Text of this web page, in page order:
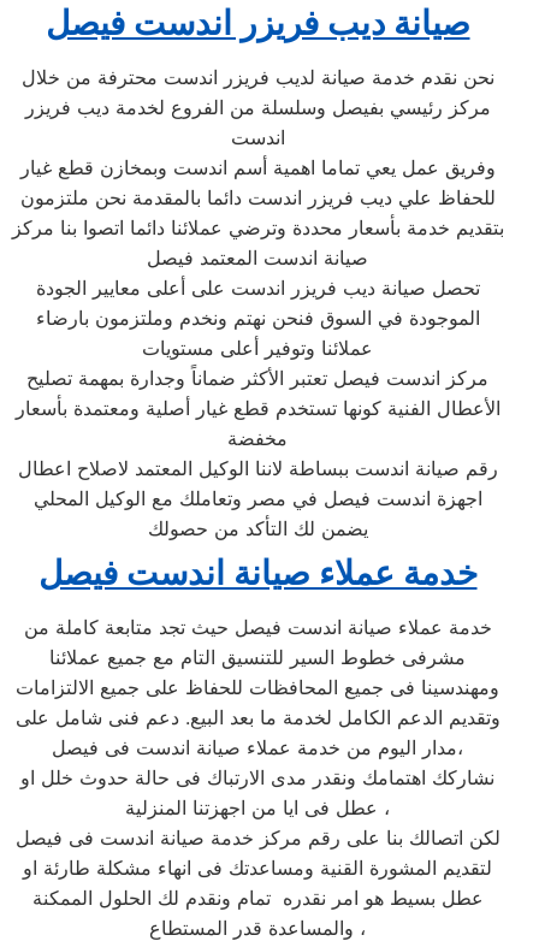
صيانة ديب فريزر اندست فيصل
نحن نقدم خدمة صيانة لديب فريزر اندست محترفة من خلال
مركز رئيسي بفيصل وسلسلة من الفروع لخدمة ديب فريزر
اندست
وفريق عمل يعي تماما اهمية أسم اندست وبمخازن قطع غيار
للحفاظ علي ديب فريزر اندست دائما بالمقدمة نحن ملتزمون
بتقديم خدمة بأسعار محددة وترضي عملائنا دائما اتصوا بنا مركز
صيانة اندست المعتمد فيصل
تحصل صيانة ديب فريزر اندست على أعلى معايير الجودة
الموجودة في السوق فنحن نهتم ونخدم وملتزمون بارضاء
عملائنا وتوفير أعلى مستويات
مركز اندست فيصل تعتبر الأكثر ضماناً وجدارة بمهمة تصليح
الأعطال الفنية كونها تستخدم قطع غيار أصلية ومعتمدة بأسعار
مخفضة
رقم صيانة اندست ببساطة لاننا الوكيل المعتمد لاصلاح اعطال
اجهزة اندست فيصل في مصر وتعاملك مع الوكيل المحلي
يضمن لك التأكد من حصولك
خدمة عملاء صيانة اندست فيصل
خدمة عملاء صيانة اندست فيصل حيث تجد متابعة كاملة من
مشرفى خطوط السير للتنسيق التام مع جميع عملائنا
ومهندسينا فى جميع المحافظات للحفاظ على جميع الالتزامات
وتقديم الدعم الكامل لخدمة ما بعد البيع. دعم فنى شامل على
مدار اليوم من خدمة عملاء صيانة اندست فى فيصل،
نشاركك اهتمامك ونقدر مدى الارتباك فى حالة حدوث خلل او
عطل فى ايا من اجهزتنا المنزلية ،
لكن اتصالك بنا على رقم مركز خدمة صيانة اندست فى فيصل
لتقديم المشورة القنية ومساعدتك فى انهاء مشكلة طارئة او
عطل بسيط هو امر نقدره تمام ونقدم لك الحلول الممكنة
والمساعدة قدر المستطاع ،